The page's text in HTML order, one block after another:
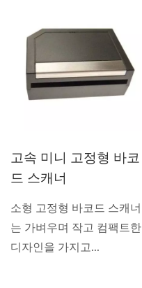
고속 미니 고정형 바코
드 스캐너
소형 고정형 바코드 스캐너
는 가벼우며 작고 컴팩트한
디자인을 가지고...